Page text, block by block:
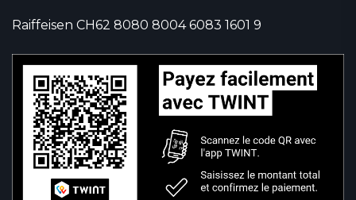
Raiffeisen CH62 8080 8004 6083 1601 9